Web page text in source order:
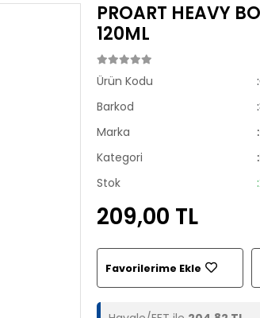
PROART HEAVY
120ML
Ürün Kodu
Barkod
Marka
Kategori
Stok
209,00 TL
Favorilerime Ekle